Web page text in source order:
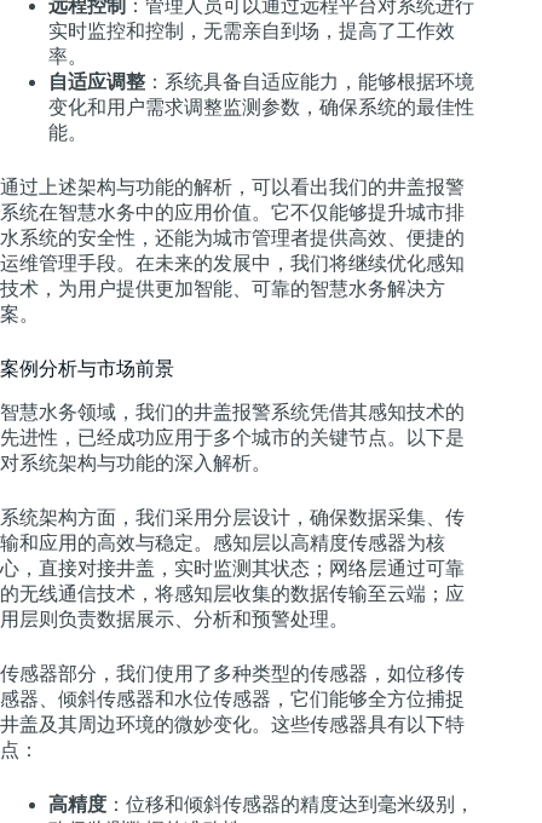
远程控制 ：管理人员可以通过远程平台对系统进行
实时监控和控制，无需亲自到场，提高了工作效
率。
自适应调整 ：系统具备自适应能力，能够根据环境
变化和用户需求调整监测参数，确保系统的最佳性
能。
通过上述架构与功能的解析，可以看出我们的井盖报警
系统在智慧水务中的应用价值。它不仅能够提升城市排
水系统的安全性，还能为城市管理者提供高效、便捷的
运维管理手段。在未来的发展中，我们将继续优化感知
技术，为用户提供更加智能、可靠的智慧水务解决方
案。
案例分析与市场前景
智慧水务领域，我们的井盖报警系统凭借其感知技术的
先进性，已经成功应用于多个城市的关键节点。以下是
对系统架构与功能的深入解析。
系统架构方面，我们采用分层设计，确保数据采集、传
输和应用的高效与稳定。感知层以高精度传感器为核
心，直接对接井盖，实时监测其状态；网络层通过可靠
的无线通信技术，将感知层收集的数据传输至云端；应
用层则负责数据展示、分析和预警处理。
传感器部分，我们使用了多种类型的传感器，如位移传
感器、倾斜传感器和水位传感器，它们能够全方位捕捉
井盖及其周边环境的微妙变化。这些传感器具有以下特
点：
高精度 ：位移和倾斜传感器的精度达到毫米级别，